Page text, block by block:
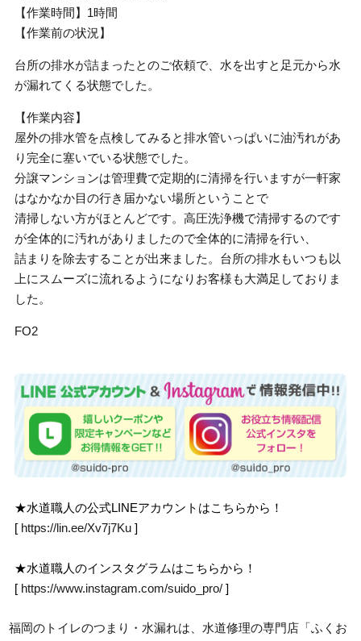
【作業時間】1時間
【作業前の状況】
台所の排水が詰まったとのご依頼で、水を出すと足元から水
が漏れてくる状態でした。
【作業内容】
屋外の排水管を点検してみると排水管いっぱいに油汚れがあ
り完全に塞いでいる状態でした。
分譲マンションは管理費で定期的に清掃を行いますが一軒家
はなかなか目の行き届かない場所ということで
清掃しない方がほとんどです。高圧洗浄機で清掃するのです
が全体的に汚れがありましたので全体的に清掃を行い、
詰まりを除去することが出来ました。台所の排水もいつも以
上にスムーズに流れるようになりお客様も大満足しておりま
した。
FO2
★水道職人の公式LINEアカウントはこちらから！
[ https://lin.ee/Xv7j7Ku ]
★水道職人のインスタグラムはこちらから！
[ https://www.instagram.com/suido_pro/ ]
福岡のトイレのつまり・水漏れは、水道修理の専門店「ふくお